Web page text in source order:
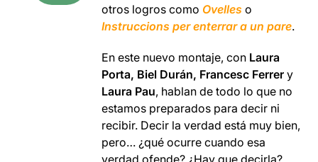
otros logros como Ovelles o
Instruccions per enterrar a un pare.
En este nuevo montaje, con Laura
Porta, Biel Durán, Francesc Ferrery
Laura Pau, hablan de todo lo que no
estamos preparados para decir ni
recibir. Decir la verdad está muy bien,
pero… ¿qué ocurre cuando esa
verdad ofende? ¿Hay que decirla?